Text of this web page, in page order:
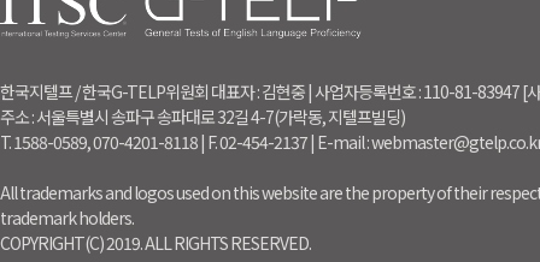
한국지텔프 / 한국G-TELP위원회 대표자 : 김현중 | 사업자등록번호 : 110-81-83947
주소 : 서울특별시 송파구 송파대로 32길 4-7(가락동, 지텔프빌딩)
T. 1588-0589, 070-4201-8118 | F. 02-454-2137 | E-mail :
All trademarks and logos used on this website are the property of their
trademark holders.
COPYRIGHT(C) 2019. ALL RIGHTS RESERVED.